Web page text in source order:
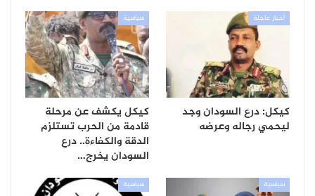
أخبار عاجلة
كيكل: درع السودان وجد
ليحمي رجاله وعرضه
سياسية
كيكل يكشف عن مرحلة
قادمة من الحرب تستلزم
الدقة والكفاءة.. درع
السودان يخرج…
سياسية سياسية